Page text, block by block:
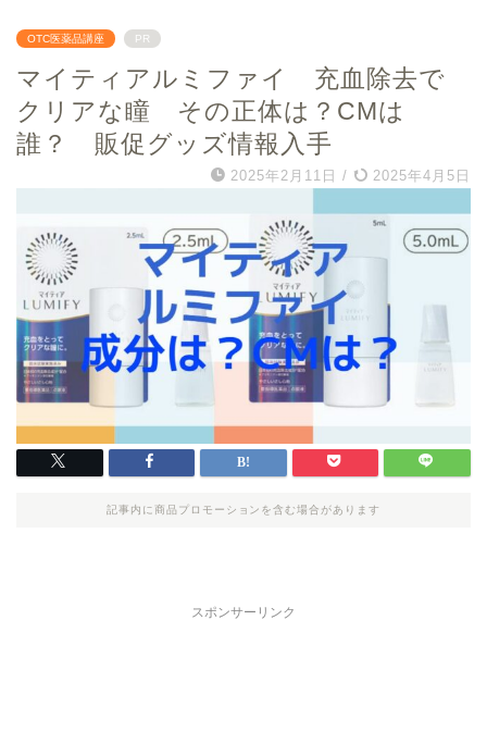
OTC医薬品講座 PR
マイティアルミファイ 充血除去で
クリアな瞳 その正体は？CMは
誰？ 販促グッズ情報入手
2025年2月11日 / 2025年4月5日
記事内に商品プロモーションを含む場合があります
スポンサーリンク